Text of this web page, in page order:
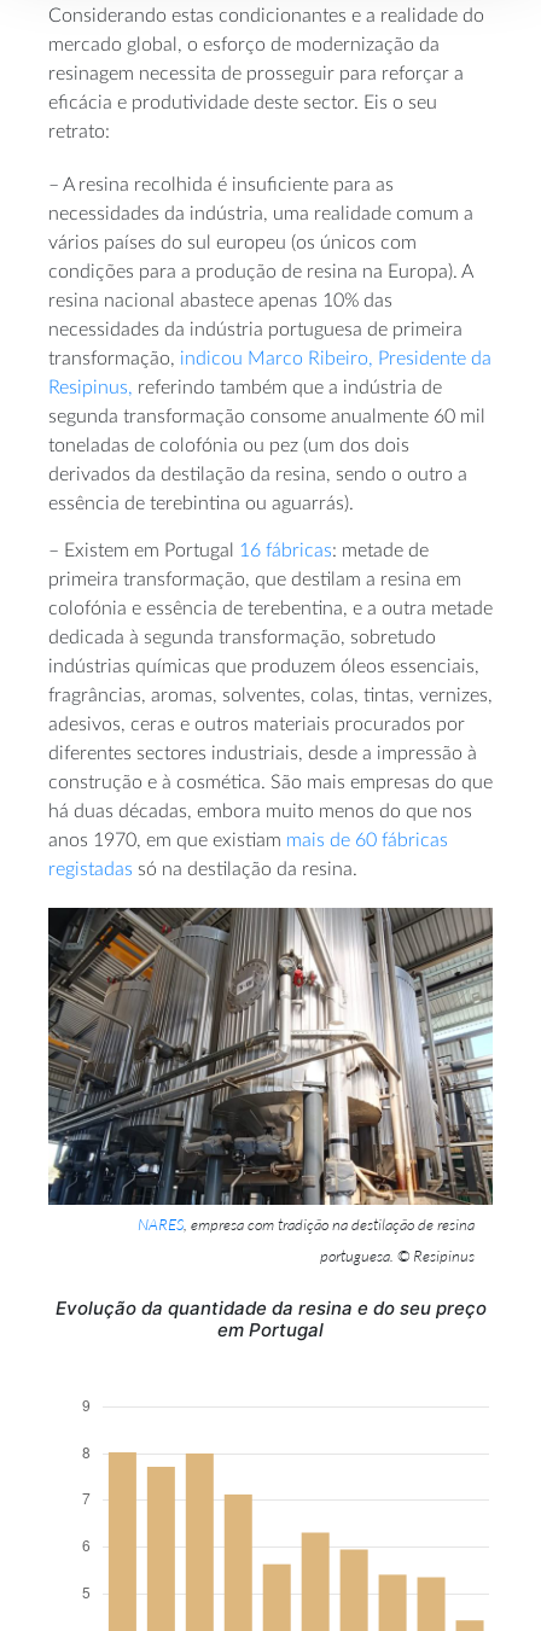
Considerando estas condicionantes e a realidade do
mercado global, o esforço de modernização da
resinagem necessita de prosseguir para reforçar a
eficácia e produtividade deste sector. Eis o seu
retrato:
– A resina recolhida é insuficiente para as
necessidades da indústria, uma realidade comum a
vários países do sul europeu (os únicos com
condições para a produção de resina na Europa). A
resina nacional abastece apenas 10% das
necessidades da indústria portuguesa de primeira
transformação, indicou Marco Ribeiro, Presidente da
Resipinus, referindo também que a indústria de
segunda transformação consome anualmente 60 mil
toneladas de colofónia ou pez (um dos dois
derivados da destilação da resina, sendo o outro a
essência de terebintina ou aguarrás).
– Existem em Portugal 16 fábricas: metade de
primeira transformação, que destilam a resina em
colofónia e essência de terebentina, e a outra metade
dedicada à segunda transformação, sobretudo
indústrias químicas que produzem óleos essenciais,
fragrâncias, aromas, solventes, colas, tintas, vernizes,
adesivos, ceras e outros materiais procurados por
diferentes sectores industriais, desde a impressão à
construção e à cosmética. São mais empresas do que
há duas décadas, embora muito menos do que nos
anos 1970, em que existiam mais de 60 fábricas
registadas só na destilação da resina.
NARES , empresa com tradição na destilação de resina
portuguesa. © Resipinus
Evolução da quantidade da resina e do seu preço
em Portugal